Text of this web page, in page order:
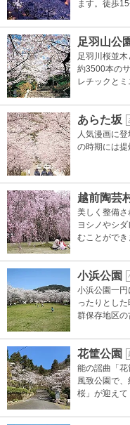
ます。徒歩
足羽山公
足羽川桜並木
約3500本の
レチックと
あらた坂
人気漫画に
の時期には提
越前陶芸
美しく整備
ヨシノやシ
むことがで
小浜公園
小浜公園一
ったりとし
群保存地区
花筐公園
能の謡曲「
風致公園で
桜」が迎え